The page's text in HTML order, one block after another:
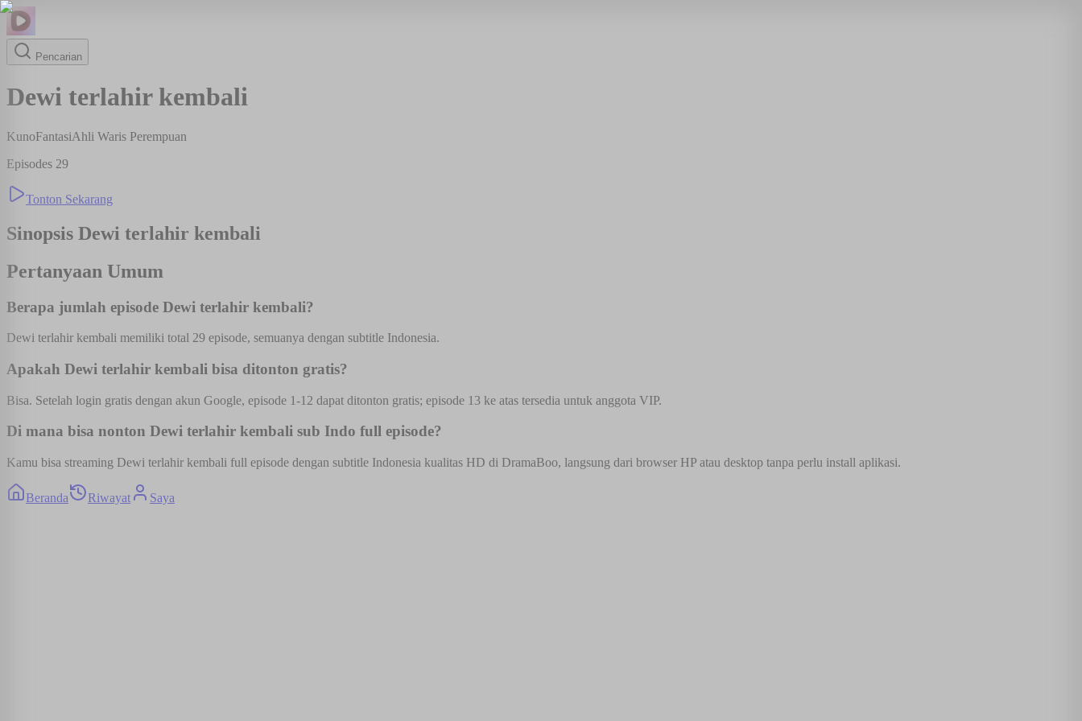
Pencarian
Dewi terlahir kembali
KunoFantasiAhli Waris Perempuan
Episodes 29
Tonton Sekarang
Sinopsis Dewi terlahir kembali
Pertanyaan Umum
Berapa jumlah episode Dewi terlahir kembali?
Dewi terlahir kembali memiliki total 29 episode, semuanya dengan subtitle Indonesia.
Apakah Dewi terlahir kembali bisa ditonton gratis?
Bisa. Setelah login gratis dengan akun Google, episode 1-12 dapat ditonton gratis; episode 13 ke atas tersedia untuk anggota VIP.
Di mana bisa nonton Dewi terlahir kembali sub Indo full episode?
Kamu bisa streaming Dewi terlahir kembali full episode dengan subtitle Indonesia kualitas HD di DramaBoo, langsung dari browser HP atau desktop tanpa perlu install aplikasi.
Beranda Riwayat Saya